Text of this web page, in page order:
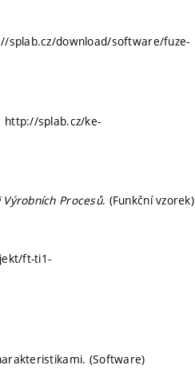
splab.cz/download/software/fuze-
http://splab.cz/ke-
Procesů. (Funkční vzorek)
ft-ti1-
(Software)